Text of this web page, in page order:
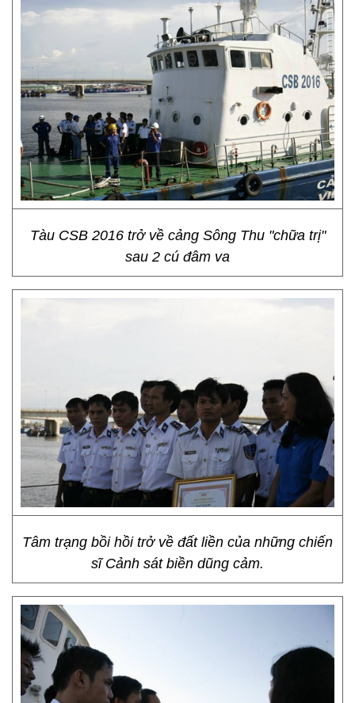
Tàu CSB 2016 trở về cảng Sông Thu "chữa trị"
sau 2 cú đâm va
Tâm trạng bồi hồi trở về đất liền của những chiến
sĩ Cảnh sát biền dũng cảm.